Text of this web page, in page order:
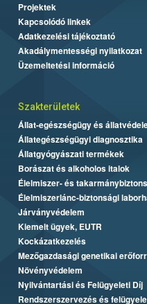
Projektek
Kapcsolódó linkek
Adatkezelési tájékoztató
Akadálymentességi nyilatkozat
Üzemeltetési információ
Szakterületek
Állat-egészségügy és
Állategészségügyi diagnosztika
Állatgyógyászati termékek
Borászat és alkoholos italok
Élelmiszer- és
Élelmiszerlánc-biztonsági
Járványvédelem
Kiemelt ügyek, EUTR
Kockázatkezelés
Mezőgazdasági genetikai
Növényvédelem
Nyilvántartási és Felügyeleti Díj
Rendszerszervezés és